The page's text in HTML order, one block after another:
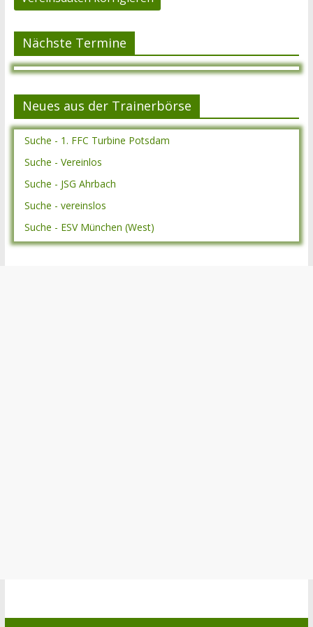
Nächste Termine
Neues aus der Trainerbörse
Suche - 1. FFC Turbine Potsdam
Suche - Vereinlos
Suche - JSG Ahrbach
Suche - vereinslos
Suche - ESV München (West)